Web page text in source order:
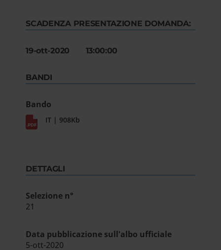
SCADENZA PRESENTAZIONE DOMANDA:
19-ott-2020 13:00:00
BANDI
Bando
IT | 908Kb
DETTAGLI
Selezione n°
21
Data pubblicazione sull'albo ufficiale
5-ott-2020